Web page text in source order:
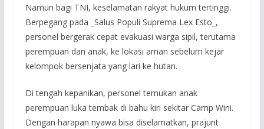
Namun bagi TNI, keselamatan rakyat hukum tertinggi.
Berpegang pada _Salus Populi Suprema Lex Esto_,
personel bergerak cepat evakuasi warga sipil, terutama
perempuan dan anak, ke lokasi aman sebelum kejar
kelompok bersenjata yang lari ke hutan.
Di tengah kepanikan, personel temukan anak
perempuan luka tembak di bahu kiri sekitar Camp Wini.
Dengan harapan nyawa bisa diselamatkan, prajurit